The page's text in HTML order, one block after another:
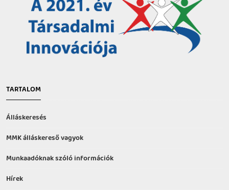
TARTALOM
Álláskeresés
MMK álláskereső vagyok
Munkaadóknak szóló információk
Hírek